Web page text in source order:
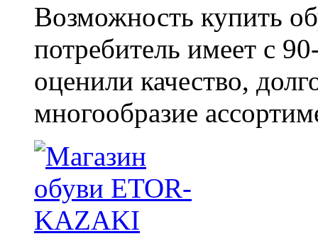
Возможность купить
потребитель имеет с
оценили качество,
многообразие